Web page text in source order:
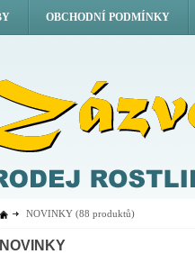
NOVINKY (88 produktů)
NOVINKY
OBCHODNÍ PODMÍNKY